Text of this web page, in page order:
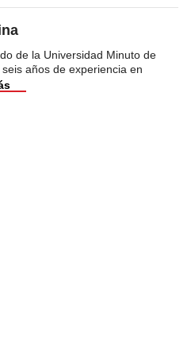
de la Universidad Minuto de
años de experiencia en